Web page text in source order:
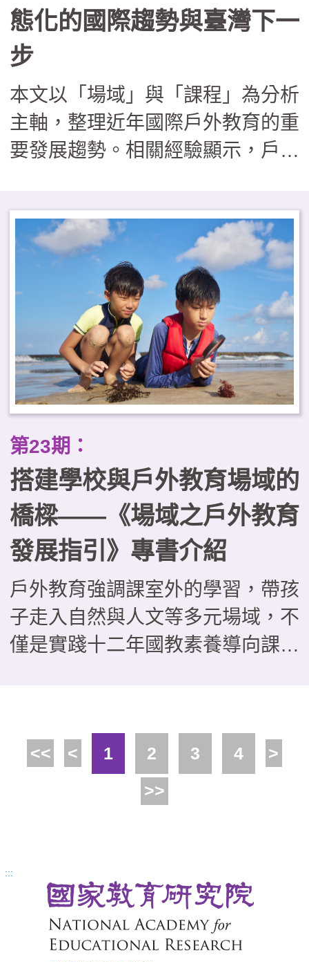
走馬看花，而是成為連結世代與地
方的溫柔路徑，讓孩子在回應社區
需求的過程中，發展出帶得走的真
實能力與生命溫度。
態化的國際趨勢與臺灣下一
步
本文以「場域」與「課程」為分析
主軸，整理近年國際戶外教育的重
要發展趨勢。相關經驗顯示，戶外
課程內涵則從知識導向，擴展至兼
顧學習效益與健康福祉，並強調與
地方建立關係及課程治理的重要
性。據此，本文提出臺灣推動戶外
教育常態化的三項工作重點，以可
及性為核心規劃課程地圖、建構跨
域合作的學習生態系，以及以優質
化原則確保課程品質。
第23期：
搭建學校與戶外教育場域的
橋樑——《場域之戶外教育
發展指引》專書介紹
戶外教育強調課室外的學習，帶孩
子走入自然與人文等多元場域，不
僅是實踐十二年國教素養導向課程
年來，不少場域也積極發展戶外教
育課程，並主動與學校合作，這本
由教育部國民及學前教育署委託國
家教育研究院戶外教育研究室編撰
正是為場域而寫的課程開發手冊。
全書從戶外教育概念的介紹開始，
涵蓋場域如何設計戶外教育課程、
與學校建立合作關係，皆提供明確
<< < 1 2 3 4 >
>>
:::